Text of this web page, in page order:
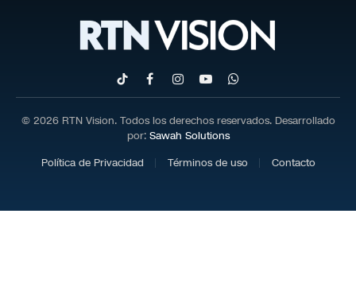
TikTokFacebookInstagram
YouTubeWhatsApp
© 2026 RTN Vision. Todos los derechos reservados. Desarrollado
por: Sawah Solutions
Política de Privacidad
Términos de uso Contacto